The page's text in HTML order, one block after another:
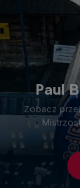
Paul
Zobacz